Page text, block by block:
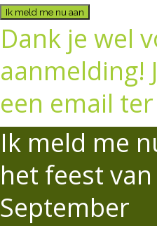
Ik meld me nu aan
Dank je wel
aanmelding!
een email
Ik meld me
het feest
September